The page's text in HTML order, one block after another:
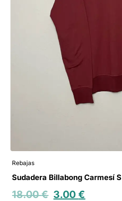
Rebajas
Sudadera Billabong Carmesí S
18.00€ 3.00€